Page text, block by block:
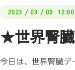
2023 /03 / 09 12:00
★世界腎
今日は、世界腎臓デ